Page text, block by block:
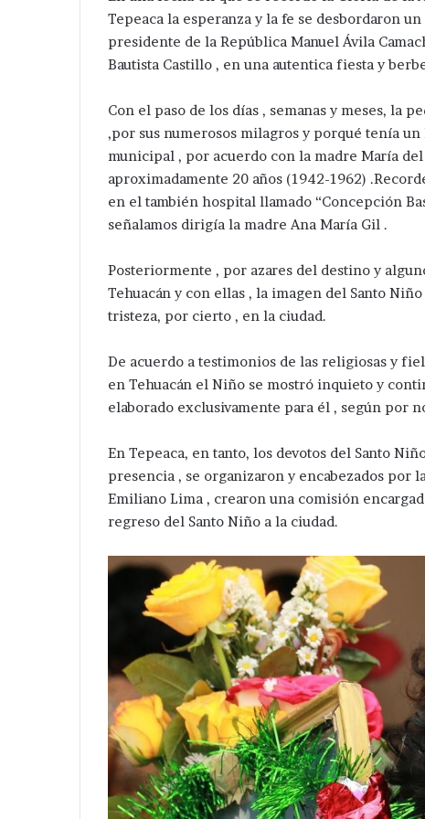
Tepeaca la esperanza y la fe se desbordaron
presidente de la República Manuel Ávila
Bautista Castillo , en una autentica fiesta y
Con el paso de los días , semanas y meses, la
,por sus numerosos milagros y porqué tenía
municipal , por acuerdo con la madre María
aproximadamente 20 años (1942-1962)
en el también hospital llamado “Concepción
señalamos dirigía la madre Ana María Gil .
Posteriormente , por azares del destino y
Tehuacán y con ellas , la imagen del Santo
tristeza, por cierto , en la ciudad.
De acuerdo a testimonios de las religiosas y
en Tehuacán el Niño se mostró inquieto y
elaborado exclusivamente para él , según por
En Tepeaca, en tanto, los devotos del Santo
presencia , se organizaron y encabezados por
Emiliano Lima , crearon una comisión
regreso del Santo Niño a la ciudad.